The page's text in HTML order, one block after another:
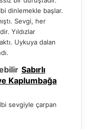
dinlemekle başlar.
Sevgi, her
Yıldızlar
Uykuya dalan
Sabırlı
Kaplumbağa
sevgiyle çarpan